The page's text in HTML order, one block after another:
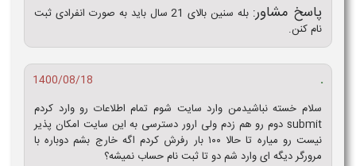
پاسخ مشاور:
بله سنین بالای 21 سال باید به صورت انفرادی ثبت
نام کنن.
.
1400/08/18
سلام خسته نباشیدمن وارد سایت شوم تمام اطلاعات رو وارد کردم
submit دوم رو هم زدم ولی ارور دسترسی به این سایت امکان پذیر
نیست رو میاره تا حالا ۱۰۰ بار رفرش کردم اگه خارج بشم دوباره با
مرورگر دیگه ای وارد شم دو تا ثبت نام حساب نمیشه؟